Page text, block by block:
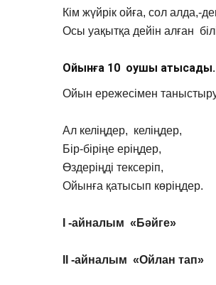
Кім жүйрік ойға, сол алда,-
Осы уақытқа дейін алған
Ойынға 10 оқушы
Ойын ережесімен
Ал келіңдер, келіңдер,
Бір-біріңе еріңдер,
Өздеріңді тексеріп,
Ойынға қатысып көріңдер.
І -айналым «Бәйге»
ІІ -айналым «Ойлан тап»